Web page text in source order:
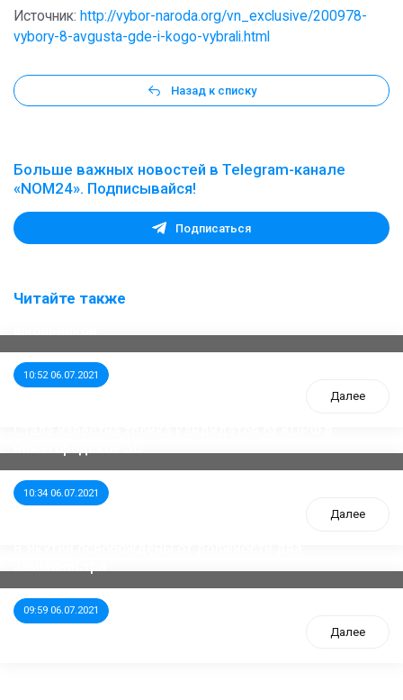
Источник: http://vybor-naroda.org/vn_exclusive/200978-
vybory-8-avgusta-gde-i-kogo-vybrali.html
Назад к списку
Больше важных новостей в Telegram-канале
«NOM24». Подписывайся!
Подписаться
Читайте также
10:52 06.07.2021
Далее
10:34 06.07.2021
Далее
09:59 06.07.2021
Далее